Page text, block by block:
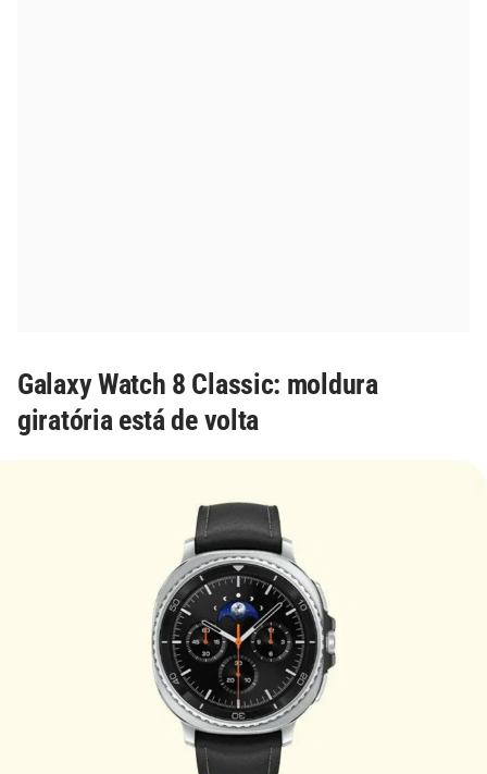
Galaxy Watch 8 Classic: moldura
giratória está de volta